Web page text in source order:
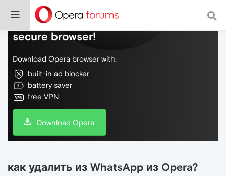
Do more on the web, with a fast and
secure browser!
Download Opera browser with:
built-in ad blocker
battery saver
free VPN
Download Opera
как удалить из WhatsApp из Opera?